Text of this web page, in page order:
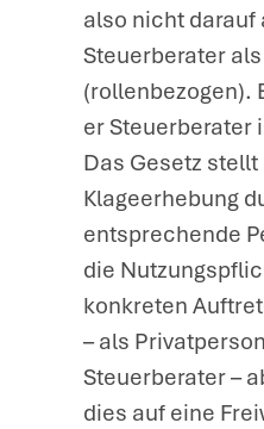
also nicht darauf
Steuerberater
(rollenbezogen).
er Steuerberater
Das Gesetz
Klageerhebung
entsprechende
die
konkreten
– als
Steuerberater –
dies auf eine